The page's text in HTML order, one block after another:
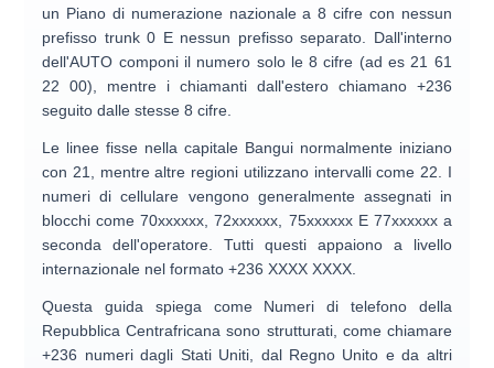
un Piano di numerazione nazionale a 8 cifre con nessun
prefisso trunk 0 E nessun prefisso separato . Dall'interno
dell'AUTO componi il numero solo le 8 cifre (ad es 21 61
22 00), mentre i chiamanti dall'estero chiamano +236
seguito dalle stesse 8 cifre.
Le linee fisse nella capitale Bangui normalmente iniziano
con 21 , mentre altre regioni utilizzano intervalli come 22 . I
numeri di cellulare vengono generalmente assegnati in
blocchi come70xxxxxx ,72xxxxxx 75xxxxxxE 77xxxxxxa
seconda dell'operatore. Tutti questi appaiono a livello
internazionale nel formato+236 XXXX XXXX
Questa guida spiega come Numeri di telefono della
Repubblica Centrafricana sono strutturati, come chiamare
+236 numeridagli Stati Uniti, dal Regno Unito e da altri